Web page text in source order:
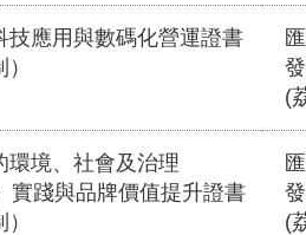
技應用與數碼化營運證書
(
環境、社會及治理
實踐與品牌價值提升證書
(